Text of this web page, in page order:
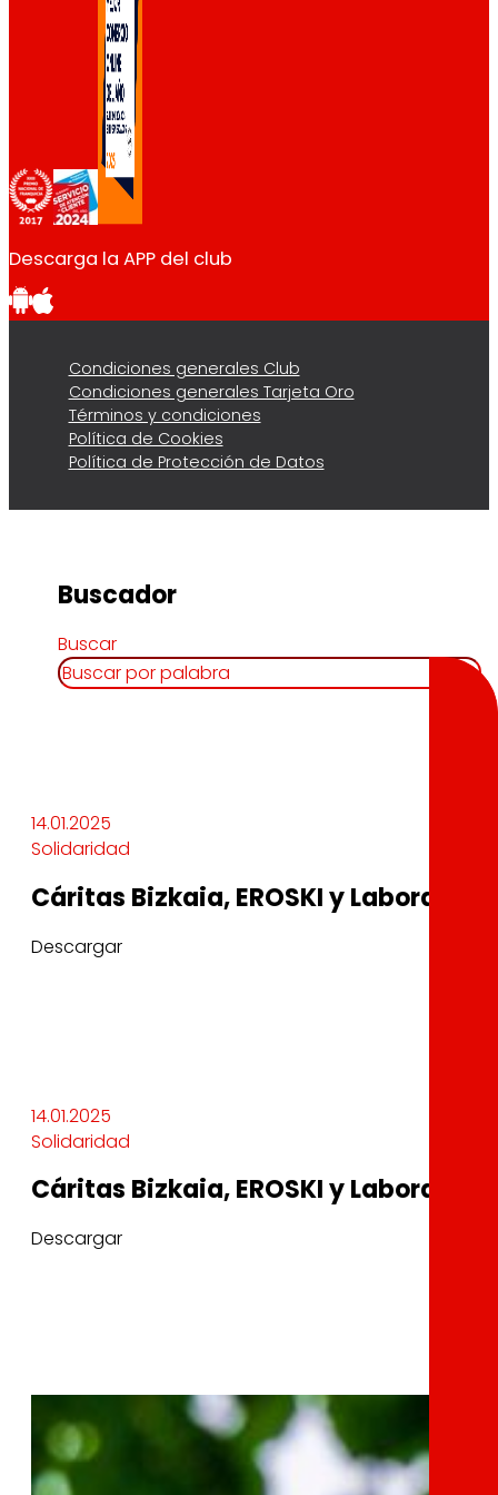
Descarga la APP del club
Condiciones generales Club
Condiciones generales Tarjeta Oro
Términos y condiciones
Política de Cookies
Política de Protección de Datos
Buscador
Buscar
14.01.2025
Solidaridad
Cáritas Bizkaia, EROSKI y Laboral
Descargar
14.01.2025
Solidaridad
Cáritas Bizkaia, EROSKI y Laboral
Descargar